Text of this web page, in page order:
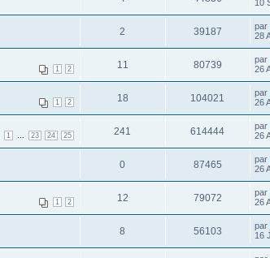
10
2 39187 par
28
1 2 11 80739 par
26
1 2 18 104021 par
26
1 23 24 25 241 614444 par
26
0 87465 par
26
1 2 12 79072 par
26
8 56103 par
16